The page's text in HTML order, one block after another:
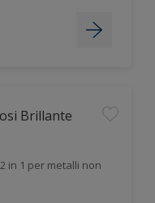
Brillante
in 1 per metalli non